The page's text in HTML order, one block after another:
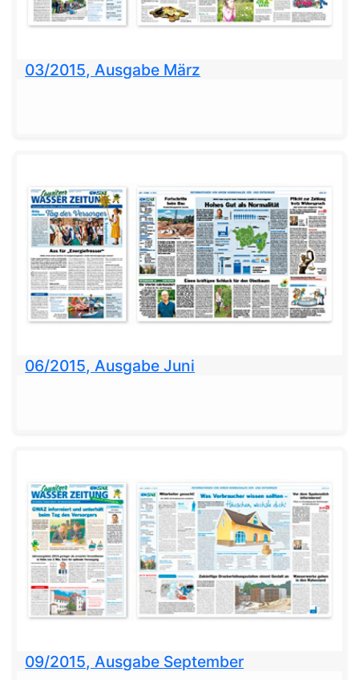
03/2015, Ausgabe März
06/2015, Ausgabe Juni
09/2015, Ausgabe September